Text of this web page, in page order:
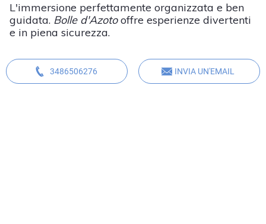
L'immersione perfettamente organizzata e ben
guidata. Bolle d'Azotooffre esperienze divertenti
e in piena sicurezza.
3486506276 INVIA UN'EMAIL